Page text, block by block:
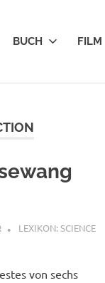
BUCH FILM
LEXIKON: SCIENCE
von sechs